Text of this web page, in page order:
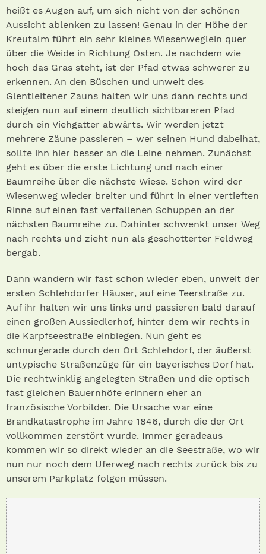
heißt es Augen auf, um sich nicht von der schönen
Aussicht ablenken zu lassen! Genau in der Höhe der
Kreutalm führt ein sehr kleines Wiesenweglein quer
über die Weide in Richtung Osten. Je nachdem wie
hoch das Gras steht, ist der Pfad etwas schwerer zu
erkennen. An den Büschen und unweit des
Glentleitener Zauns halten wir uns dann rechts und
steigen nun auf einem deutlich sichtbareren Pfad
durch ein Viehgatter abwärts. Wir werden jetzt
mehrere Zäune passieren – wer seinen Hund dabeihat,
sollte ihn hier besser an die Leine nehmen. Zunächst
geht es über die erste Lichtung und nach einer
Baumreihe über die nächste Wiese. Schon wird der
Wiesenweg wieder breiter und führt in einer vertieften
Rinne auf einen fast verfallenen Schuppen an der
nächsten Baumreihe zu. Dahinter schwenkt unser Weg
nach rechts und zieht nun als geschotterter Feldweg
bergab.
Dann wandern wir fast schon wieder eben, unweit der
ersten Schlehdorfer Häuser, auf eine Teerstraße zu.
Auf ihr halten wir uns links und passieren bald darauf
einen großen Aussiedlerhof, hinter dem wir rechts in
die Karpfseestraße einbiegen. Nun geht es
schnurgerade durch den Ort Schlehdorf, der äußerst
untypische Straßenzüge für ein bayerisches Dorf hat.
Die rechtwinklig angelegten Straßen und die optisch
fast gleichen Bauernhöfe erinnern eher an
französische Vorbilder. Die Ursache war eine
Brandkatastrophe im Jahre 1846, durch die der Ort
vollkommen zerstört wurde. Immer geradeaus
kommen wir so direkt wieder an die Seestraße, wo wir
nun nur noch dem Uferweg nach rechts zurück bis zu
unserem Parkplatz folgen müssen.